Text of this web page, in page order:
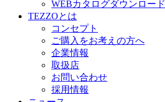
WEBカタログダウンロード
TEZZOとは
コンセプト
ご購入をお考えの方へ
企業情報
取扱店
お問い合わせ
採用情報